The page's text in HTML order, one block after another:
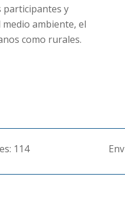
participantes y
ambiente, el
como rurales.
114